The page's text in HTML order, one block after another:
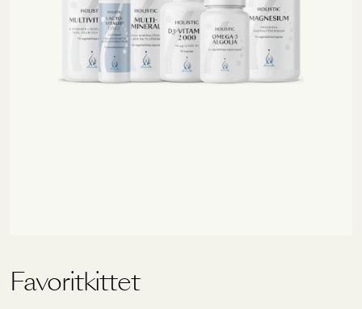
Hälsotester
Holistics värld
Favoritkittet